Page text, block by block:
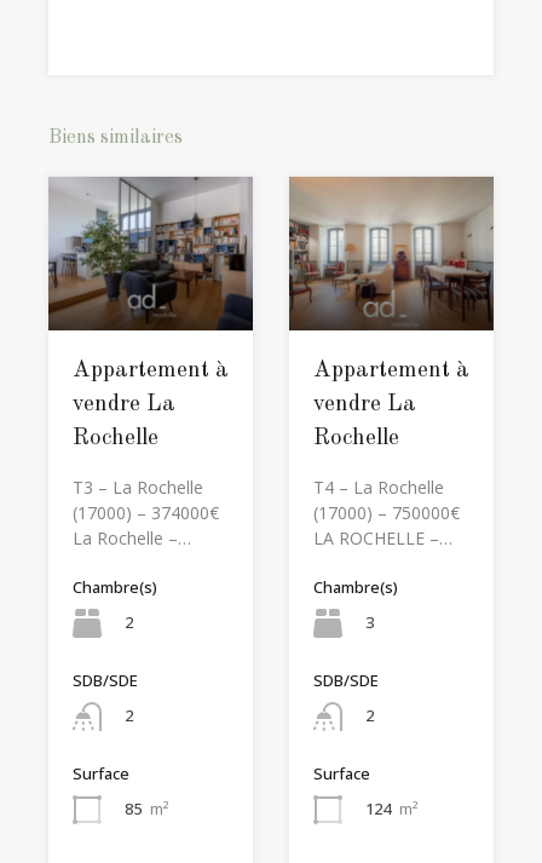
Biens similaires
Appartement à
vendre La
Rochelle
T3 – La Rochelle
(17000) – 374000€
La Rochelle –…
Chambre(s)
2
SDB/SDE
2
Surface
85 m²
Appartement à
vendre La
Rochelle
T4 – La Rochelle
(17000) – 750000€
LA ROCHELLE –…
Chambre(s)
3
SDB/SDE
2
Surface
124 m²